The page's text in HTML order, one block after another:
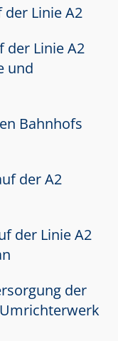
Linie A2
der Linie A2
und
Bahnhofs
der A2
der Linie A2
der